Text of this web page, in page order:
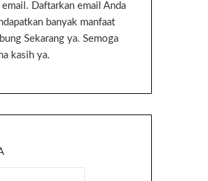
Daftarkan email Anda
banyak manfaat
Sekarang ya. Semoga
kasih ya.